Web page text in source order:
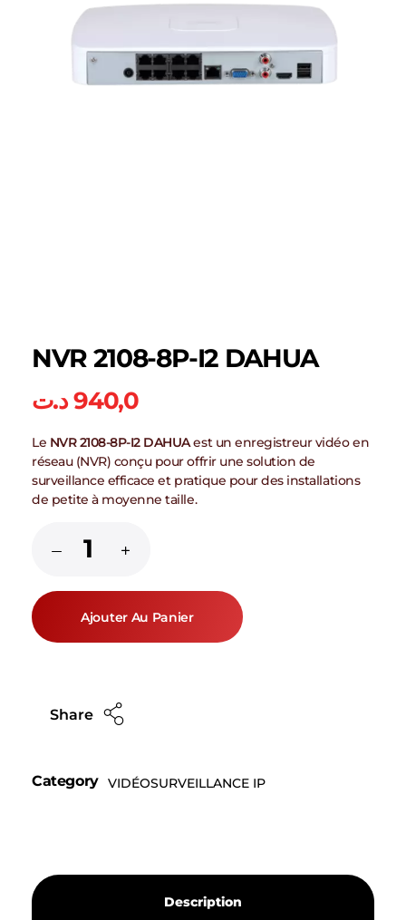
NVR 2108-8P-I2 DAHUA
940,0د.ت
Le NVR 2108-8P-I2 DAHUAest un enregistreur vidéo en
réseau (NVR) conçu pour offrir une solution de
surveillance efficace et pratique pour des installations
de petite à moyenne taille.
Ajouter Au Panier
Share
Category VIDÉOSURVEILLANCE IP
Description